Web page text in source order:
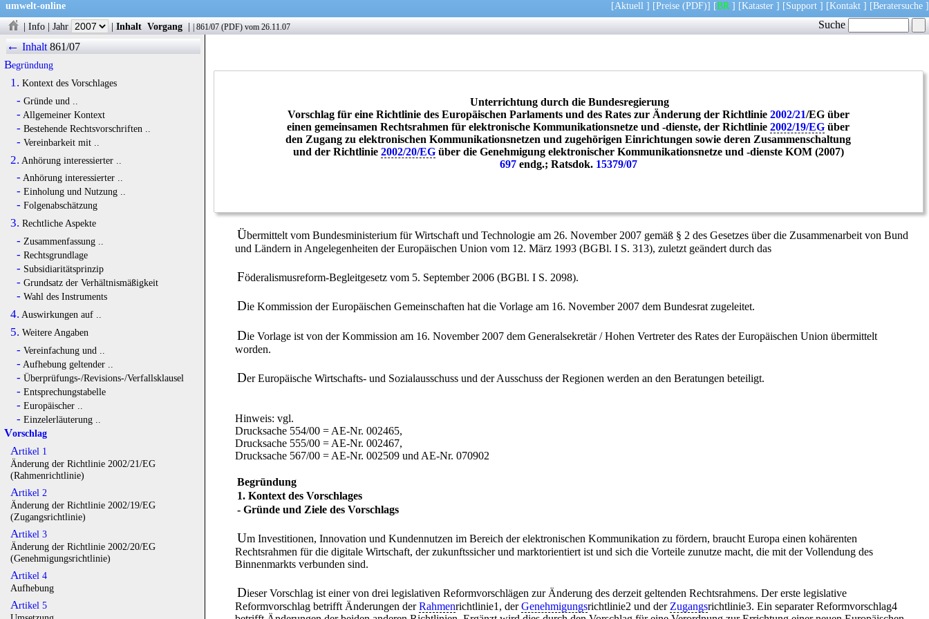
umwelt-online [Aktuell ] [Preise (PDF)] [BR ] [Kataster ] [Support ] [Kontakt ] [Beratersuche ]
| Info | Jahr | Inhalt Vorgang | 861/07 (PDF) vom 26.11.07
Unterrichtung durch die Bundesregierung
Vorschlag für eine Richtlinie des Europäischen Parlaments und des Rates zur Änderung der Richtlinie 2002/21/EG über
einen gemeinsamen Rechtsrahmen für elektronische Kommunikationsnetze und -dienste, der Richtlinie2002/19/EG über
den Zugang zu elektronischen Kommunikationsnetzen und zugehörigen Einrichtungen sowie deren Zusammenschaltung
und der Richtlinie 2002/20/EGüber die Genehmigung elektronischer Kommunikationsnetze und -dienste KOM (2007)
697endg.; Ratsdok. 15379/07
Übermittelt vom Bundesministerium für Wirtschaft und Technologie am 26. November 2007 gemäß § 2 des Gesetzes über die Zusammenarbeit von Bund
und Ländern in Angelegenheiten der Europäischen Union vom 12. März 1993 (BGBl. I S. 313), zuletzt geändert durch das
Föderalismusreform-Begleitgesetz vom 5. September 2006 (BGBl. I S. 2098).
Die Kommission der Europäischen Gemeinschaften hat die Vorlage am 16. November 2007 dem Bundesrat zugeleitet.
Die Vorlage ist von der Kommission am 16. November 2007 dem Generalsekretär / Hohen Vertreter des Rates der Europäischen Union übermittelt
worden.
Der Europäische Wirtschafts- und Sozialausschuss und der Ausschuss der Regionen werden an den Beratungen beteiligt.
Hinweis: vgl.
Drucksache 554/00 = AE-Nr. 002465,
Drucksache 555/00 = AE-Nr. 002467,
Drucksache 567/00 = AE-Nr. 002509 und AE-Nr. 070902
Begründung
1. Kontext des Vorschlages
- Gründe und Ziele des Vorschlags
Um Investitionen, Innovation und Kundennutzen im Bereich der elektronischen Kommunikation zu fördern, braucht Europa einen kohärenten
Rechtsrahmen für die digitale Wirtschaft, der zukunftssicher und marktorientiert ist und sich die Vorteile zunutze macht, die mit der Vollendung des
Binnenmarkts verbunden sind.
Dieser Vorschlag ist einer von drei legislativen Reformvorschlägen zur Änderung des derzeit geltenden Rechtsrahmens. Der erste legislative
Reformvorschlag betrifft Änderungen derRahmenrichtlinie1, derGenehmigungsrichtlinie2 und der Zugangsrichtlinie3. Ein separater Reformvorschlag4
← Inhalt 861/07
Begründung
1. Kontext des Vorschlages
- Gründe und ..
- Allgemeiner Kontext
- Bestehende Rechtsvorschriften ..
- Vereinbarkeit mit ..
2. Anhörung interessierter ..
- Anhörung interessierter ..
- Einholung und Nutzung ..
- Folgenabschätzung
3. Rechtliche Aspekte
- Zusammenfassung ..
- Rechtsgrundlage
- Subsidiaritätsprinzip
- Grundsatz der Verhältnismäßigkeit
- Wahl des Instruments
4. Auswirkungen auf ..
5. Weitere Angaben
- Vereinfachung und ..
- Aufhebung geltender ..
- Überprüfungs-/Revisions-/Verfallsklausel
- Entsprechungstabelle
- Europäischer ..
- Einzelerläuterung ..
Vorschlag
Artikel 1
Änderung der Richtlinie 2002/21/EG
(Rahmenrichtlinie)
Artikel 2
Änderung der Richtlinie 2002/19/EG
(Zugangsrichtlinie)
Artikel 3
Änderung der Richtlinie 2002/20/EG
(Genehmigungsrichtlinie)
Artikel 4
Aufhebung
Artikel 5
Suche